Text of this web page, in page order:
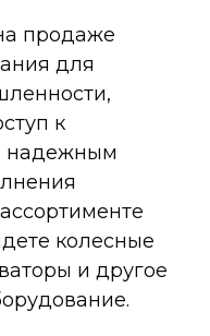
продаже
для
к
надежным
колесные
и другое